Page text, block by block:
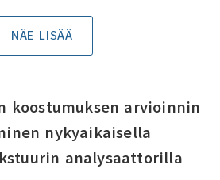
NÄE LISÄÄ
koostumuksen arvioinnin
nykyaikaisella
analysaattorilla